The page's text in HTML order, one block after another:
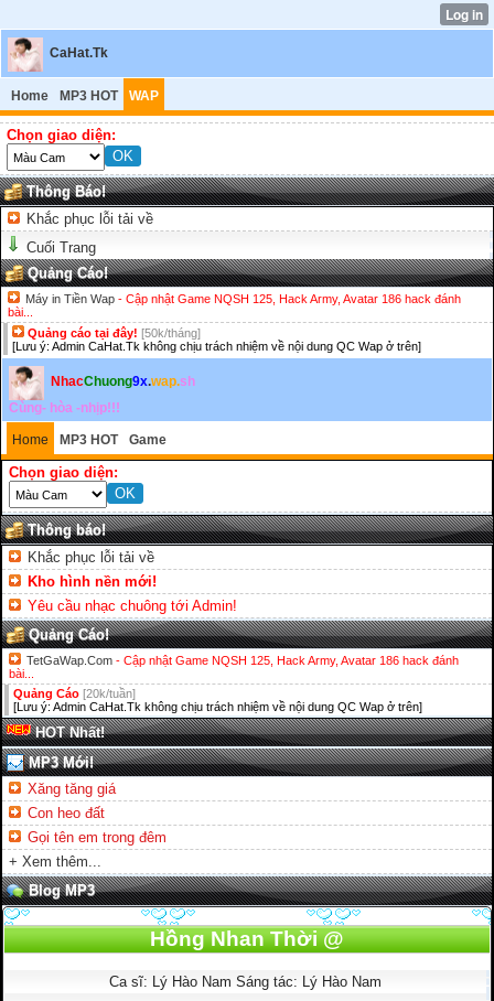
CaHat.Tk
Home MP3 HOT WAP
Chọn giao diện:
Thông Báo!
Khắc phục lỗi tải về
Cuối Trang
Quảng Cáo!
Máy in Tiền Wap - Cập nhật Game NQSH 125, Hack Army, Avatar 186 hack đánh
bài...
Quảng cáo tại đây! [50k/tháng]
[Lưu ý: Admin CaHat.Tk không chịu trách nhiệm về nội dung QC Wap ở trên]
NhacChuong9x.wap.sh
Cùng- hòa -nhịp!!!
Home MP3 HOT Game
Chọn giao diện:
Thông báo!
Khắc phục lỗi tải về
Kho hình nền mới!
Yêu cầu nhạc chuông tới Admin!
Quảng Cáo!
TetGaWap.Com - Cập nhật Game NQSH 125, Hack Army, Avatar 186 hack đánh
bài...
Quảng Cáo [20k/tuần]
[Lưu ý: Admin CaHat.Tk không chịu trách nhiệm về nội dung QC Wap ở trên]
HOT Nhất!
MP3 Mới!
Xăng tăng giá
Con heo đất
Gọi tên em trong đêm
+ Xem thêm...
Blog MP3
Hồng Nhan Thời @
Ca sĩ: Lý Hào Nam Sáng tác: Lý Hào Nam